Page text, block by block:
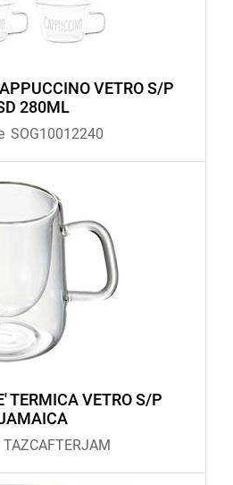
VETRO S/P
280ML
SOG10012240
TERMICA VETRO S/P
TAZCAFTERJAM